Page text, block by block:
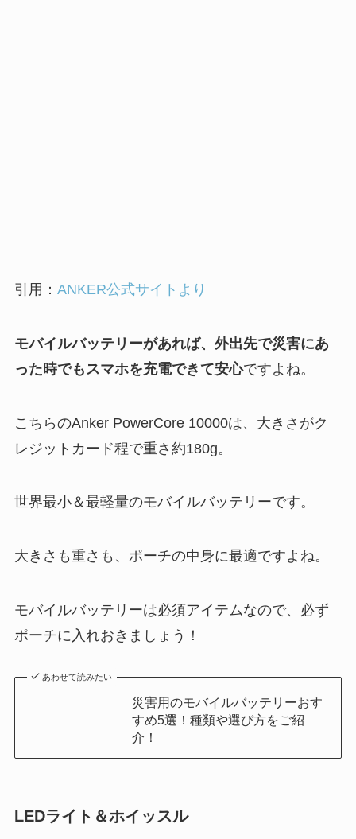
引用： ANKER公式サイトより
モバイルバッテリーがあれば、外出先で災害にあ
った時でもスマホを充電できて安心ですよね。
こちらのAnker PowerCore 10000は、大きさがク
レジットカード程で重さ約180g。
世界最小＆最軽量のモバイルバッテリーです。
大きさも重さも、ポーチの中身に最適ですよね。
モバイルバッテリーは必須アイテムなので、必ず
ポーチに入れおきましょう！
あわせて読みたい
災害用のモバイルバッテリーおす
すめ5選！種類や選び方をご紹
介！
LEDライト＆ホイッスル